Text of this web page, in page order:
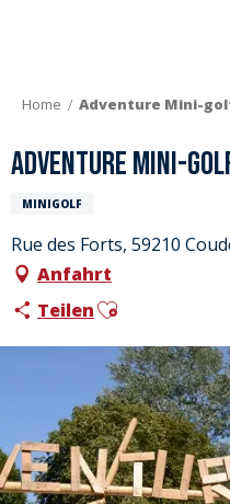
Home Adventure Mini-
Adventure Mini-
MINIGOLF
Rue des Forts, 59210
Anfahrt
TeilenAjouter aux